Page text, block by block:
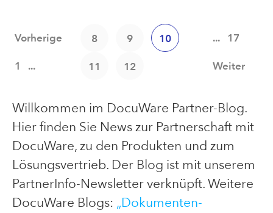
Vorherige
1 ...
8 9 10
11 12
... 17
Weiter
Willkommen im DocuWare Partner-Blog.
Hier finden Sie News zur Partnerschaft mit
DocuWare, zu den Produkten und zum
Lösungsvertrieb. Der Blog ist mit unserem
PartnerInfo-Newsletter verknüpft. Weitere
DocuWare Blogs: „Dokumenten-